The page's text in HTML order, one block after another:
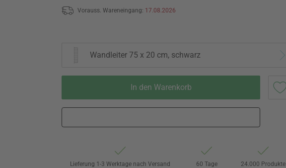
Vorauss. Wareneingang: 17.08.2026
Wandleiter 75 x 20 cm, schwarz
In den Warenkorb
Lieferung 1-3 Werktage nach Versand
60 Tage
24.000 Produkte